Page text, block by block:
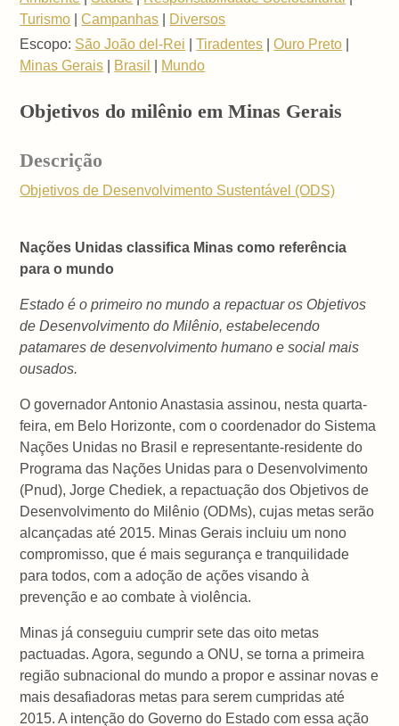
Turismo |Campanhas
Diversos
Escopo: São João del-Rei |Tiradentes |Ouro Preto
Minas Gerais
Brasil Mundo
Objetivos do milênio em Minas Gerais
Descrição
Objetivos de Desenvolvimento Sustentável (ODS)
Nações Unidas classifica Minas como referência
para o mundo
Estado é o primeiro no mundo a repactuar os Objetivos
de Desenvolvimento do Milênio, estabelecendo
patamares de desenvolvimento humano e social mais
ousados.
O governador Antonio Anastasia assinou, nesta quarta-
feira, em Belo Horizonte, com o coordenador do Sistema
Nações Unidas no Brasil e representante-residente do
Programa das Nações Unidas para o Desenvolvimento
(Pnud), Jorge Chediek, a repactuação dos Objetivos de
Desenvolvimento do Milênio (ODMs), cujas metas serão
alcançadas até 2015. Minas Gerais incluiu um nono
compromisso, que é mais segurança e tranquilidade
para todos, com a adoção de ações visando à
prevenção e ao combate à violência.
Minas já conseguiu cumprir sete das oito metas
pactuadas. Agora, segundo a ONU, se torna a primeira
região subnacional do mundo a propor e assinar novas e
mais desafiadoras metas para serem cumpridas até
2015. A intenção do Governo do Estado com essa ação